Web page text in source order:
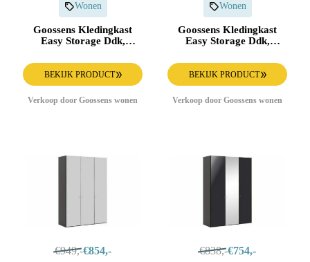
Wonen
Goossens Kledingkast
Easy Storage Ddk,
breed, 220 cm hoog, 4x
draaideur
BEKIJK PRODUCT
Verkoop door Goossens wonen
Wonen
Goossens Kledingkast
Easy Storage Ddk,
breed, 220 cm hoog, 2x
draaideur en 1x spiegel
draaideur midden
BEKIJK PRODUCT
Verkoop door Goossens wonen
€949,-€854,- €838,-€754,-